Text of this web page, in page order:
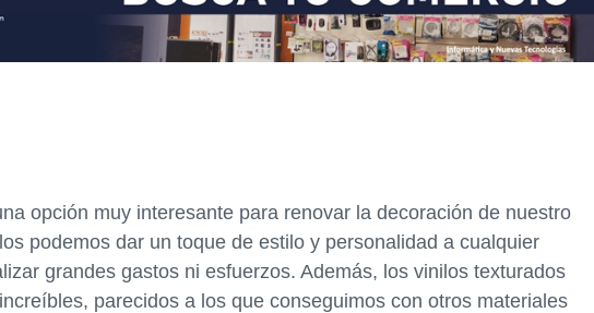
opción muy interesante para renovar la decoración de nuestro
podemos dar un toque de estilo y personalidad a cualquier
grandes gastos ni esfuerzos. Además, los vinilos texturados
parecidos a los que conseguimos con otros materiales